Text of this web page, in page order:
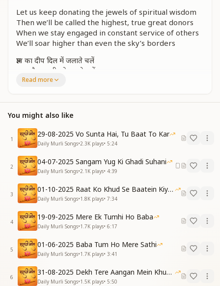
Let us keep donating the jewels of spiritual wisdom
Then we’ll be called the highest, true great donors
When we stay engaged in constant service of others
We’ll soar higher than even the sky’s borders
ज्ञान का दीप दिल में जलाते चलें
आप जैसा सभी को बनाते चलें
काम ये ही मिला है हमें बाबा से
Help others become like you—that’s the divine art
This is the task Baba has lovingly given
Only then can we stay safe from Maya’s prison
ज्ञान रत्नों का करते चलें दान हम
सबसे ऊंचे महादानी कहलाएंगे
Let us keep donating the jewels of spiritual wisdom
Then we’ll be called the highest, true great donors
हाथ बाबा का ही थामे रखें सदा
पांव श्रीमत पे आगे बढ़ाएं सदा
पार ले जाएगा आसमां से हमें
केवल उससे ही दुनिया नई पाएंगे
Let us always hold Baba’s hand with trust
And walk only on Shrimat—pure and just
He will take us beyond even sky’s span
Read more
You might also like
1
29-08-2025 Vo Sunta Hai, Tu Baat To Kar
Daily Murli Songs•2.3K plays• 5:24
2
04-07-2025 Sangam Yug Ki Ghadi Suhani
Daily Murli Songs•2.1K plays• 4:39
3
01-10-2025 Raat Ko Khud Se Baatein Kiya Kijiye
Daily Murli Songs•1.8K plays• 7:34
4
19-09-2025 Mere Ek Tumhi Ho Baba
Daily Murli Songs•1.7K plays• 6:17
5
01-06-2025 Baba Tum Ho Mere Sathi
Daily Murli Songs•1.7K plays• 3:41
6
31-08-2025 Dekh Tere Aangan Mein Khud Bhagwan
Daily Murli Songs•1.5K plays• 5:50